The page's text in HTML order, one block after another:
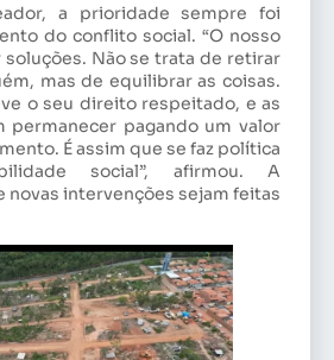
a prioridade sempre foi
do conflito social. “O nosso
Não se trata de retirar
mas de equilibrar as coisas.
o seu direito respeitado, e as
permanecer pagando um valor
É assim que se faz política
social”, afirmou. A
novas intervenções sejam feitas